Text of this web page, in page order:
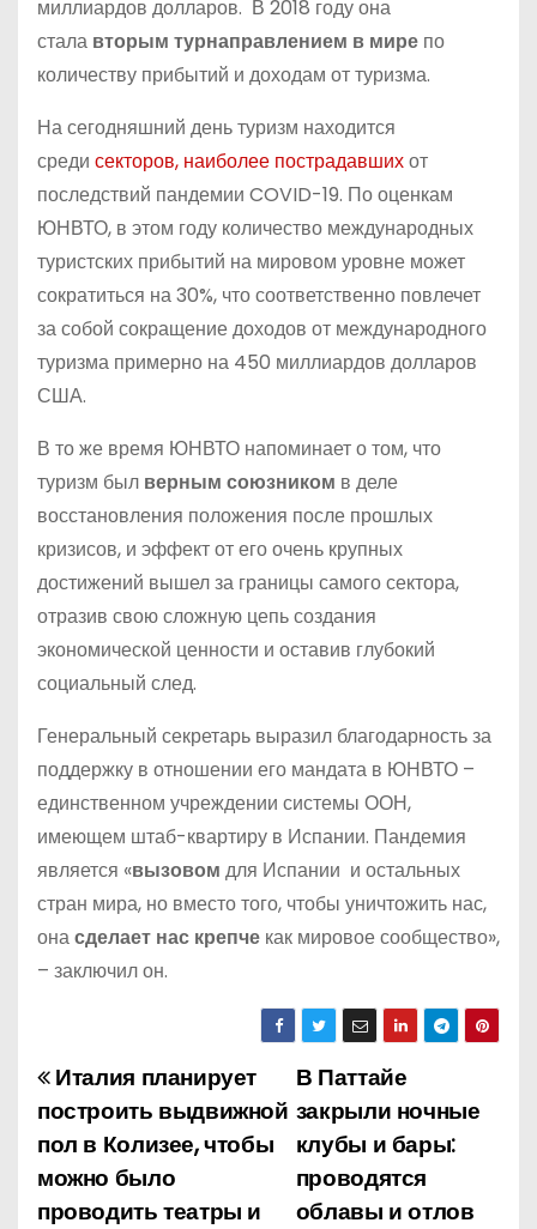
миллиардов долларов. В 2018 году она
стала вторым турнаправлением в мире по
количеству прибытий и доходам от туризма.
На сегодняшний день туризм находится
среди секторов, наиболее пострадавшихот
последствий пандемии COVID-19. По оценкам
ЮНВТО, в этом году количество международных
туристских прибытий на мировом уровне может
сократиться на 30%, что соответственно повлечет
за собой сокращение доходов от международного
туризма примерно на 450 миллиардов долларов
США.
В то же время ЮНВТО напоминает о том, что
туризм был верным союзником в деле
восстановления положения после прошлых
кризисов, и эффект от его очень крупных
достижений вышел за границы самого сектора,
отразив свою сложную цепь создания
экономической ценности и оставив глубокий
социальный след.
Генеральный секретарь выразил благодарность за
поддержку в отношении его мандата в ЮНВТО –
единственном учреждении системы ООН,
имеющем штаб-квартиру в Испании. Пандемия
является «вызовом для Испании и остальных
стран мира, но вместо того, чтобы уничтожить нас,
онасделает нас крепче как мировое сообщество»,
– заключил он.
Н
а
в
В Паттайе
закрыли ночные
клубы и бары:
проводятся
облавы и отлов
Италия планирует
построить выдвижной
пол в Колизее, чтобы
можно было
проводить театры и